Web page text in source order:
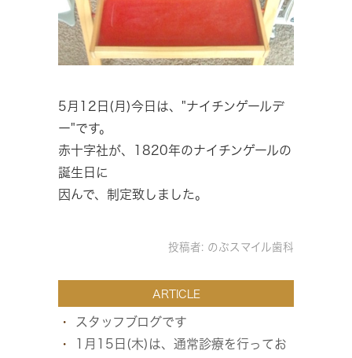
5月12日(月)今日は、"ナイチンゲールデ
ー"です。
赤十字社が、1820年のナイチンゲールの
誕生日に
因んで、制定致しました。
投稿者: のぶスマイル歯科
ARTICLE
スタッフブログです
1月15日(木)は、通常診療を行ってお